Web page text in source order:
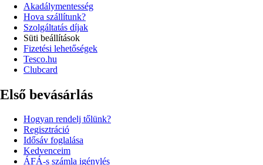
Akadálymentesség
Hova szállítunk?
Szolgáltatás díjak
Süti beállítások
Fizetési lehetőségek
Tesco.hu
Clubcard
Első bevásárlás
Hogyan rendelj tőlünk?
Regisztráció
Idősáv foglalása
Kedvenceim
ÁFÁ-s számla igénylés